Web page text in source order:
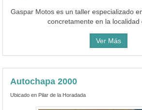
Gaspar Motos es un taller especializado
concretamente en la localidad
Ver Más
Autochapa 2000
Ubicado en Pilar de la Horadada